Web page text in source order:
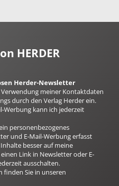
HERDER
Herder-Newsletter
meiner Kontaktdaten
durch den Verlag Herder ein.
Werbung kann ich jederzeit
personenbezogenes
und E-Mail-Werbung erfasst
besser auf meine
Link in Newsletter oder E-
ausschalten.
Sie in unseren